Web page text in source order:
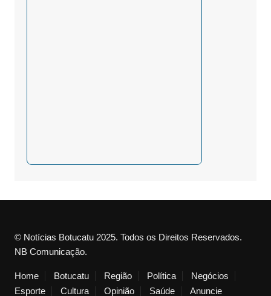
© Notícias Botucatu 2025. Todos os Direitos Reservados.
NB Comunicação.
Home Botucatu Região Política
Negócios
Esporte
Cultura Opinião Saúde Anuncie